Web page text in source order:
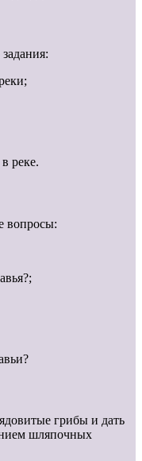
реке.
вопросы:
грибы и дать
шляпочных